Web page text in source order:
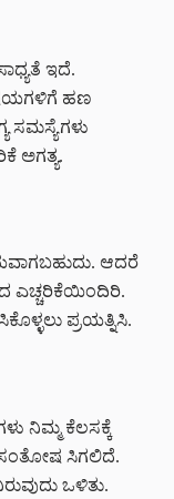
ಇದೆ.
ಹಣ
ಸಮಸ್ಯೆಗಳು
ಅಗತ್ಯ.
ಆದರೆ
ಎಚ್ಚರಿಕೆಯಿಂದಿರಿ.
ಪ್ರಯತ್ನಿಸಿ.
ನಿಮ್ಮ ಕೆಲಸಕ್ಕೆ
ಸಂತೋಷ ಸಿಗಲಿದೆ.
ಒಳಿತು.